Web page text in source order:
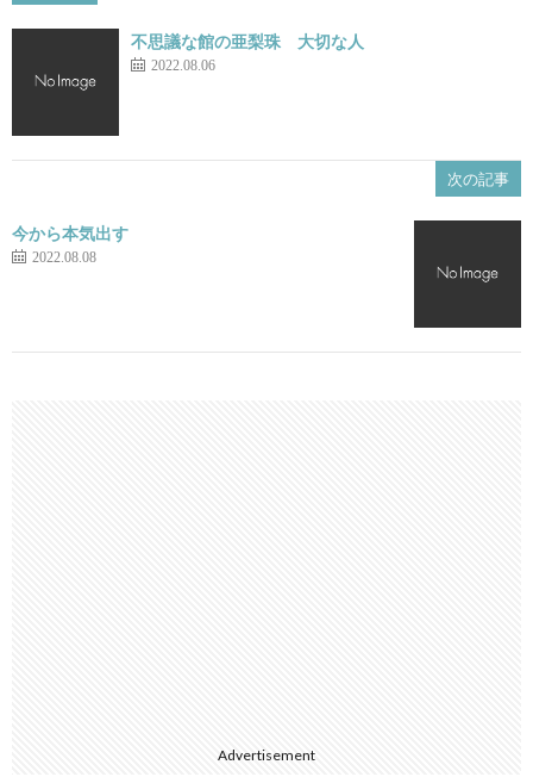
不思議な館の亜梨珠 大切な人
2022.08.06
次の記事
今から本気出す
2022.08.08
Advertisement